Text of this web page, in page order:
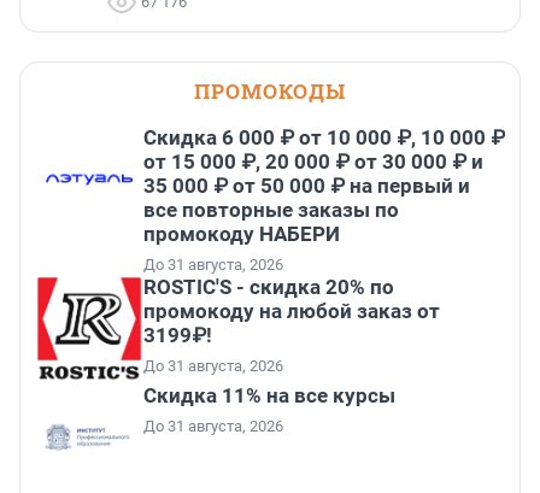
ПРОМОКОДЫ
Скидка 6 000 ₽ от 10 000 ₽, 10 000 ₽
от 15 000 ₽, 20 000 ₽ от 30 000 ₽ и
35 000 ₽ от 50 000 ₽ на первый и
все повторные заказы по
промокоду НАБЕРИ
До 31 августа, 2026
ROSTIC'S - скидка 20% по
промокоду на любой заказ от
3199₽!
До 31 августа, 2026
Скидка 11% на все курсы
До 31 августа, 2026